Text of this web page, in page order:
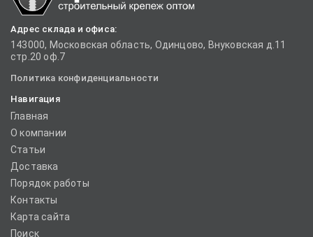
Адрес склада и офиса:
143000, Московская область, Одинцово, Внуковская д.11
стр.20 оф.7
Политика конфиденциальности
Навигация
Главная
О компании
Статьи
Доставка
Порядок работы
Контакты
Карта сайта
Поиск